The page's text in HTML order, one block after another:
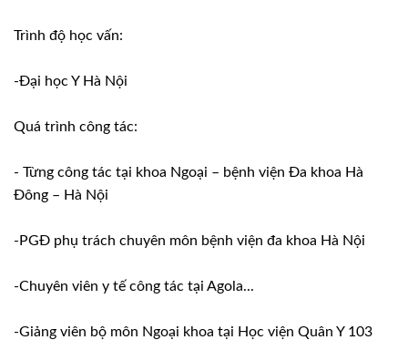
Trình độ học vấn:
-Đại học Y Hà Nội
Quá trình công tác:
- Từng công tác tại khoa Ngoại – bệnh viện Đa khoa Hà
Đông – Hà Nội
-PGĐ phụ trách chuyên môn bệnh viện đa khoa Hà Nội
-Chuyên viên y tế công tác tại Agola...
-Giảng viên bộ môn Ngoại khoa tại Học viện Quân Y 103